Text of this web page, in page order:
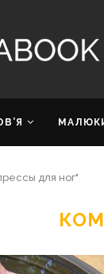
для ног"